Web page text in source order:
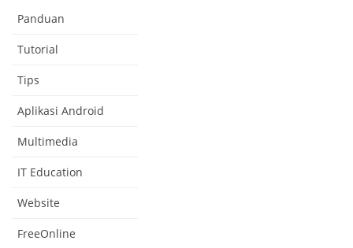
Panduan
Tutorial
Tips
Aplikasi Android
Multimedia
IT Education
Website
FreeOnline